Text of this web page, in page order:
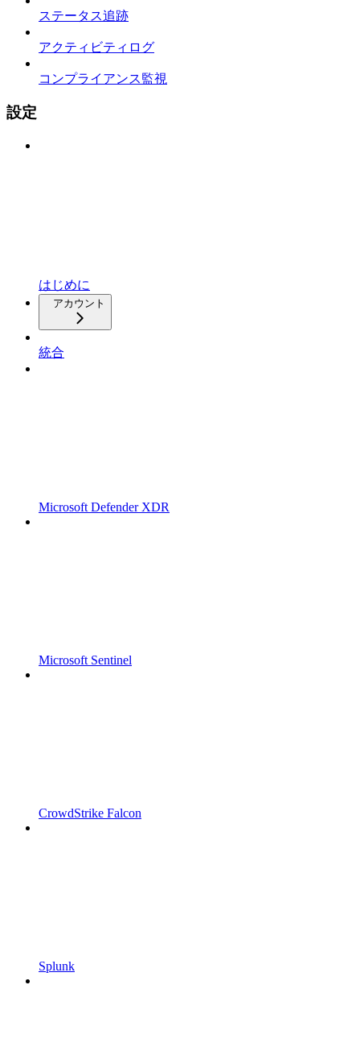
ステータス追跡
アクティビティログ
コンプライアンス監視
設定
はじめに
アカウント
統合
Microsoft Defender XDR
Microsoft Sentinel
CrowdStrike Falcon
Splunk